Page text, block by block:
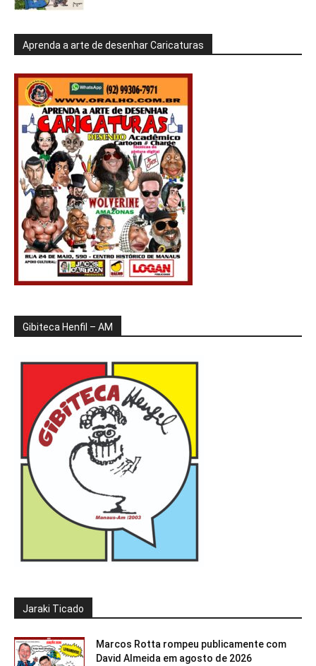
Aprenda a arte de desenhar Caricaturas
Gibiteca Henfil – AM
Jaraki Ticado
Marcos Rotta rompeu publicamente com
David Almeida em agosto de 2026